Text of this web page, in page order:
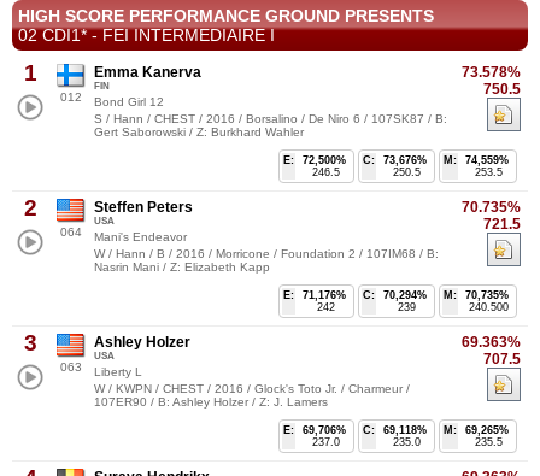
HIGH SCORE PERFORMANCE GROUND PRESENTS
02 CDI1* - FEI INTERMEDIAIRE I
1
012
73.578%
750.5
Emma Kanerva
FIN
Bond Girl 12
S / Hann / CHEST / 2016 / Borsalino / De Niro 6 / 107SK87 / B:
Gert Saborowski / Z: Burkhard Wahler
M:
74,559%
253.5
C:
73,676%
250.5
E:
72,500%
246.5
2
064
70.735%
721.5
Steffen Peters
USA
Mani's Endeavor
W / Hann / B / 2016 / Morricone / Foundation 2 / 107IM68 / B:
Nasrin Mani / Z: Elizabeth Kapp
M:
70,735%
240.500
C:
70,294%
239
E:
71,176%
242
3
063
69.363%
707.5
Ashley Holzer
USA
Liberty L
W / KWPN / CHEST / 2016 / Glock's Toto Jr. / Charmeur /
107ER90 / B: Ashley Holzer / Z: J. Lamers
M:
69,265%
235.5
C:
69,118%
235.0
E:
69,706%
237.0